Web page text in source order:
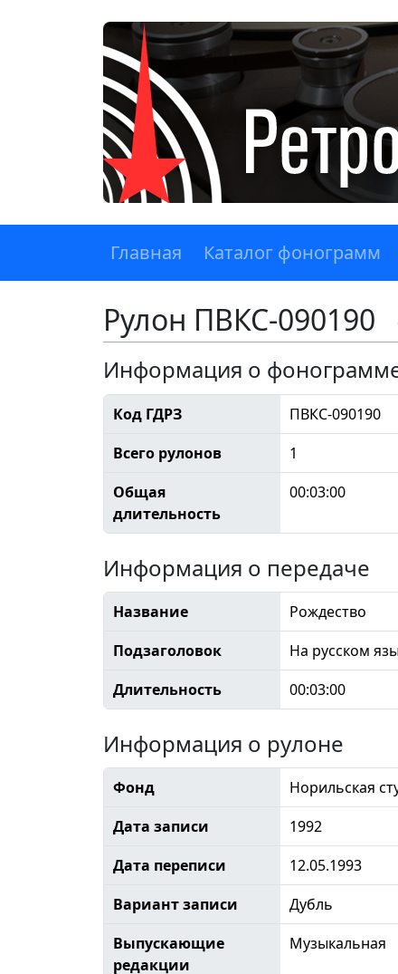
Главная Каталог фонограмм
Рулон ПВКС-090190
Информация о
Код ГДРЗ
ПВКС-090190
Всего рулонов
1
Общая
длительность
00:03:00
Информация о передаче
Название
Рождество
Подзаголовок
На русском
Длительность
00:03:00
Информация о рулоне
Фонд
Норильская
Дата записи
1992
Дата переписи
12.05.1993
Вариант записи
Дубль
Выпускающие
редакции
Музыкальная